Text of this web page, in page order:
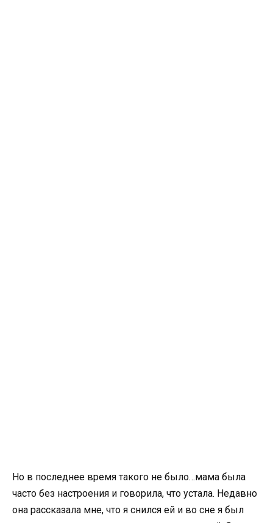
Но в последнее время такого не было…мама была
часто без настроения и говорила, что устала. Недавно
она рассказала мне, что я снился ей и во сне я был